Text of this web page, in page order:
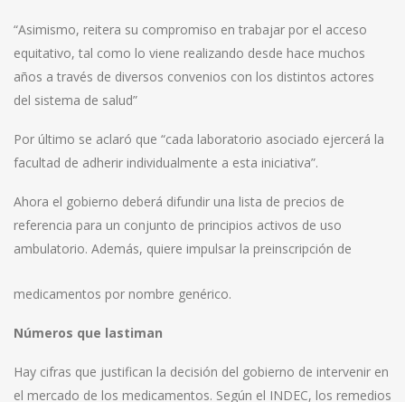
“Asimismo, reitera su compromiso en trabajar por el acceso
equitativo, tal como lo viene realizando desde hace muchos
años a través de diversos convenios con los distintos actores
del sistema de salud”
Por último se aclaró que “cada laboratorio asociado ejercerá la
facultad de adherir individualmente a esta iniciativa”.
Ahora el gobierno deberá difundir una lista de precios de
referencia para un conjunto de principios activos de uso
ambulatorio. Además, quiere impulsar la preinscripción de
medicamentos por nombre genérico.
Números que lastiman
Hay cifras que justifican la decisión del gobierno de intervenir en
el mercado de los medicamentos. Según el INDEC, los remedios